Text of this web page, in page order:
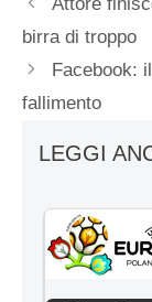
birra di troppo
Facebook:
fallimento
LEGGI